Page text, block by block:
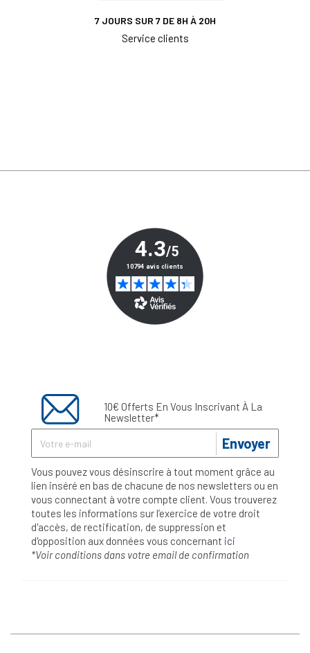
7 JOURS SUR 7 DE 8H À 20H
Service clients
10€ Offerts En Vous Inscrivant À La
Newsletter*
Envoyer
Vous pouvez vous désinscrire à tout moment grâce au
lien inséré en bas de chacune de nos newsletters ou en
vous connectant à votre compte client. Vous trouverez
toutes les informations sur l’exercice de votre droit
d'accès, de rectification, de suppression et
d'opposition aux données vous concernant ici
*Voir conditions dans votre email de confirmation